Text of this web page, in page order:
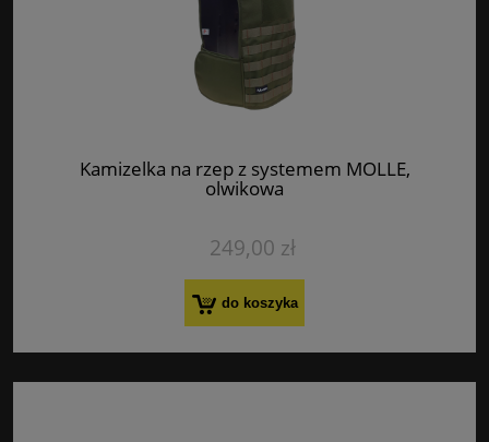
Kamizelka na rzep z systemem MOLLE,
olwikowa
249,00 zł
do koszyka